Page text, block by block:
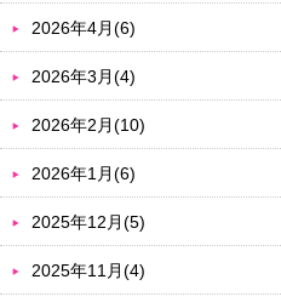
2026年4月(6)
2026年3月(4)
2026年2月(10)
2026年1月(6)
2025年12月(5)
2025年11月(4)